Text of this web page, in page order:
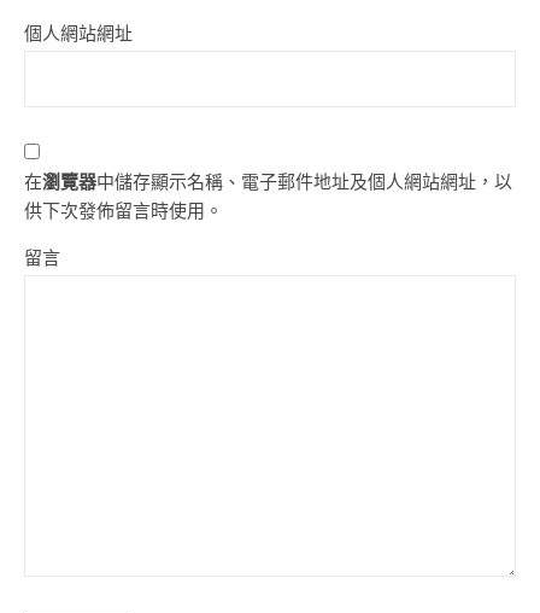
個人網站網址
在瀏覽器中儲存顯示名稱、電子郵件地址及個人網站網址，以
供下次發佈留言時使用。
留言